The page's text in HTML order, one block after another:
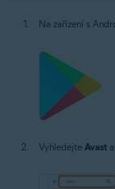
Na zařízení s
Vyhledejte Avast